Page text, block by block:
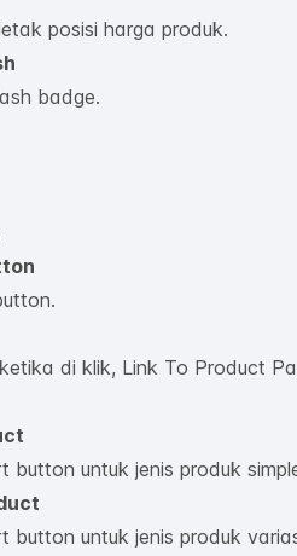
posisi harga produk.
badge.
di klik, Link To Product
untuk jenis produk
untuk jenis produk